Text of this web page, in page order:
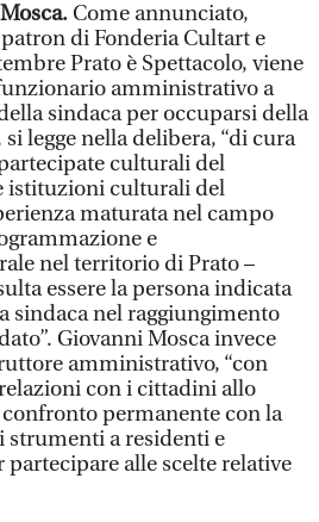
Come annunciato,
di Fonderia Cultart e
Prato è Spettacolo, viene
amministrativo a
sindaca per occuparsi della
legge nella delibera, “di cura
culturali del
istituzioni culturali del
maturata nel campo
e
nel territorio di Prato –
essere la persona indicata
sindaca nel raggiungimento
Giovanni Mosca invece
amministrativo, “con
con i cittadini allo
permanente con la
strumenti a residenti e
partecipare alle scelte relative